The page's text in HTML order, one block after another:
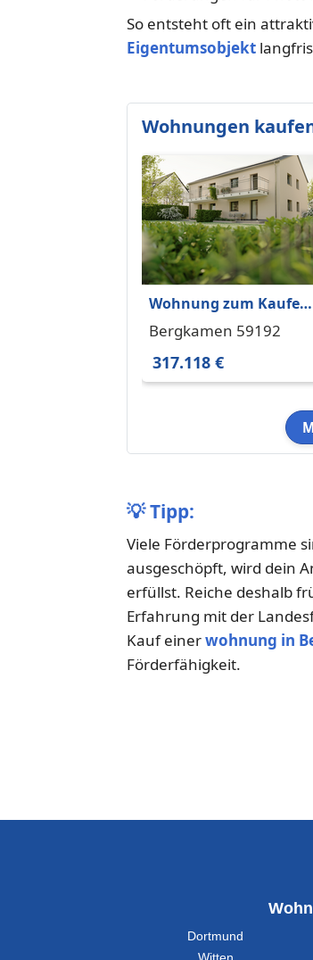
So entsteht oft ein
Eigentumsobjekt
Wohnungen
Wohnung zum Kaufen
in Bergkamen 317.118 €
Bergkamen 59192
317.118 €
💡Tipp:
Viele Förderprogramme
ausgeschöpft, wird dein
erfüllst. Reiche deshalb
Erfahrung mit der
Kauf einerwohnung in
Förderfähigkeit.
Dortmund